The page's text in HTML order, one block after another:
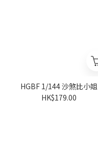
HGBF 1/144 沙煞比小姐
HK$179.00